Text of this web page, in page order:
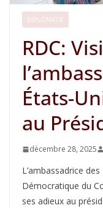
DIPLOMATIE
RDC:
États-
au
décembre 28, 2025
L’ambassadrice
Démocratique du
ses adieux au